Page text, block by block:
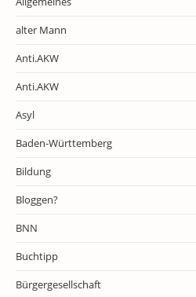
alter Mann
Anti.AKW
Anti.AKW
Asyl
Baden-Württemberg
Bildung
Bloggen?
BNN
Buchtipp
Bürgergesellschaft